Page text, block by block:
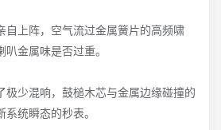
自上阵，空气流过金属簧片的高频啸
金属味是否过重。
极少混响，鼓槌木芯与金属边缘碰撞的
系统瞬态的秒表。